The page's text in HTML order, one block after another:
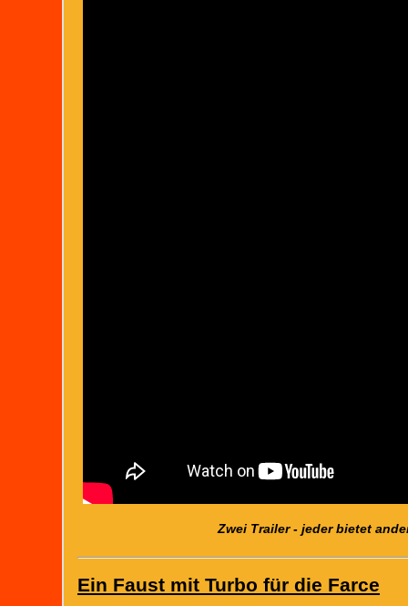
Zwei Trailer - jeder bietet
Ein Faust mit Turbo für die Farce